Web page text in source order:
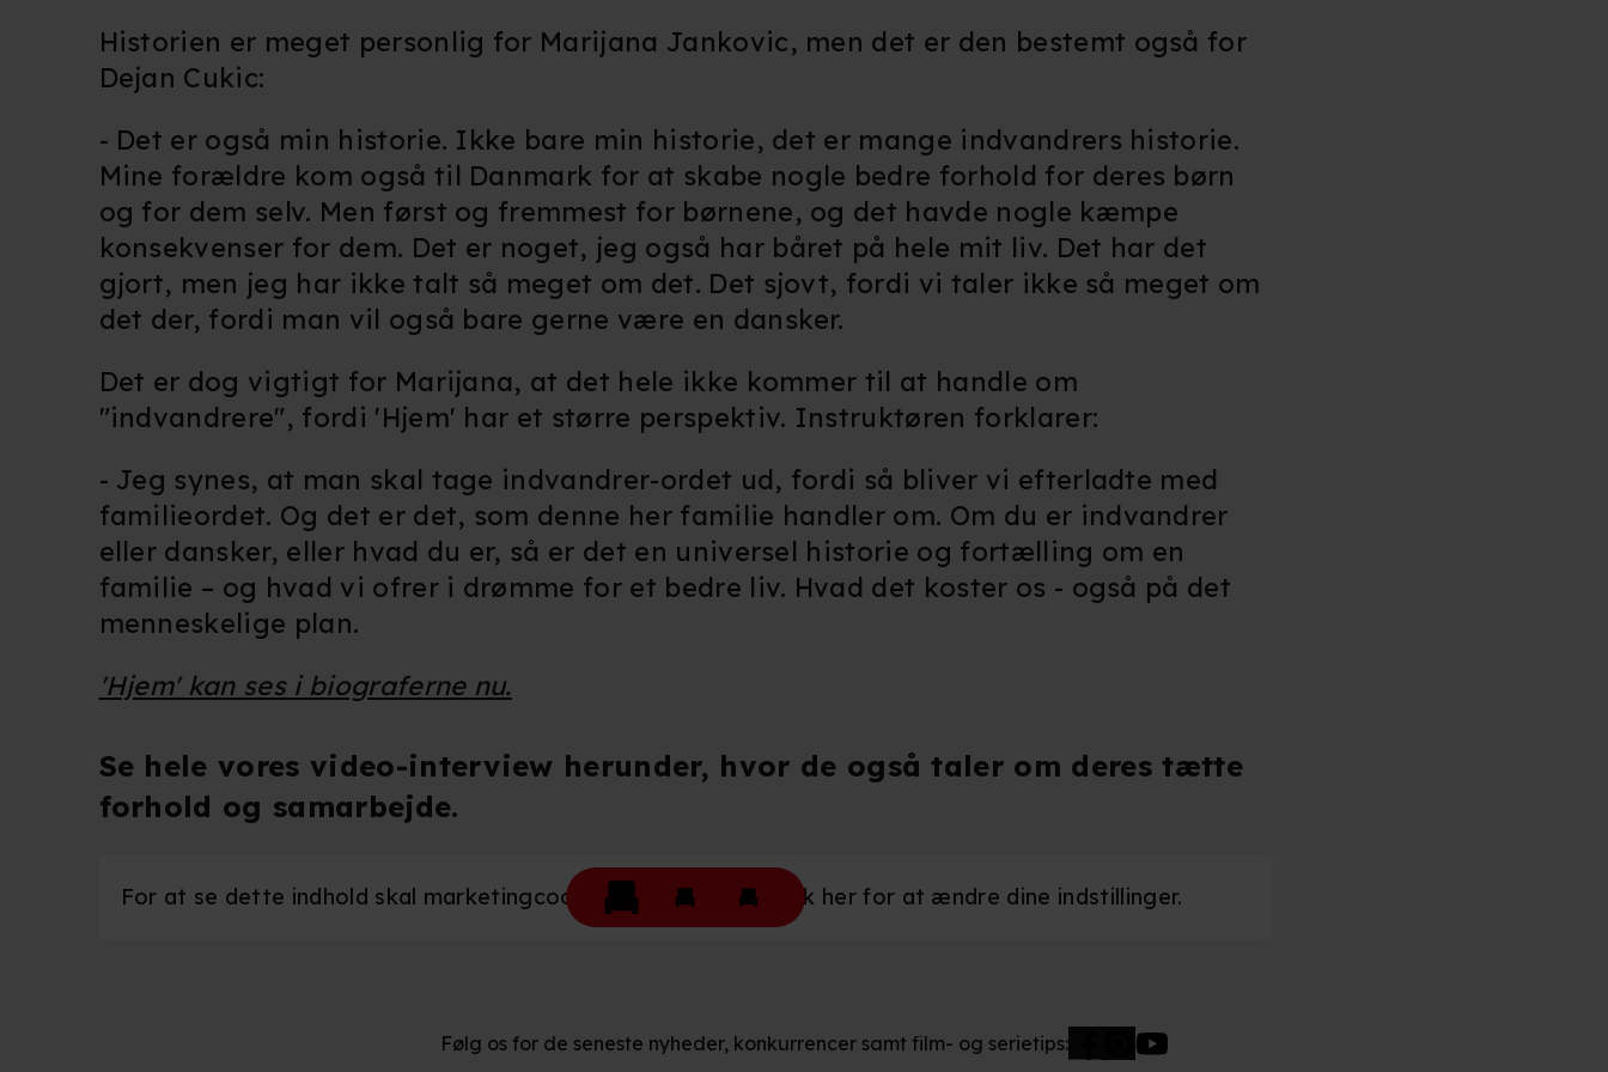
hele websitet.
Når vi anvender cookies, behandler vi kortvarigt din IP-adresse. IP-adressen kan blive delt med vores partnere.Du kan
læse mere om vores brug af cookies og behandling af dine personoplysninger i både voresprivatlivspolitikogcookiepolitik
Historien er meget personlig for Marijana Jankovic, men det er den bestemt også for
Dejan Cukic:
- Det er også min historie. Ikke bare min historie, det er mange indvandrers historie.
Mine forældre kom også til Danmark for at skabe nogle bedre forhold for deres børn
og for dem selv. Men først og fremmest for børnene, og det havde nogle kæmpe
konsekvenser for dem. Det er noget, jeg også har båret på hele mit liv. Det har det
gjort, men jeg har ikke talt så meget om det. Det sjovt, fordi vi taler ikke så meget om
det der, fordi man vil også bare gerne være en dansker.
Det er dog vigtigt for Marijana, at det hele ikke kommer til at handle om
"indvandrere", fordi 'Hjem' har et større perspektiv. Instruktøren forklarer:
- Jeg synes, at man skal tage indvandrer-ordet ud, fordi så bliver vi efterladte med
familieordet. Og det er det, som denne her familie handler om. Om du er indvandrer
eller dansker, eller hvad du er, så er det en universel historie og fortælling om en
familie – og hvad vi ofrer i drømme for et bedre liv. Hvad det koster os - også på det
menneskelige plan.
'Hjem' kan ses i biograferne nu.
Se hele vores video-interview herunder, hvor de også taler om deres tætte
forhold og samarbejde.
For at se dette indhold skal marketingcookies være slået til. Klik her for at ændre dine indstillinger.
Følg os for de seneste nyheder, konkurrencer samt film- og serietips: